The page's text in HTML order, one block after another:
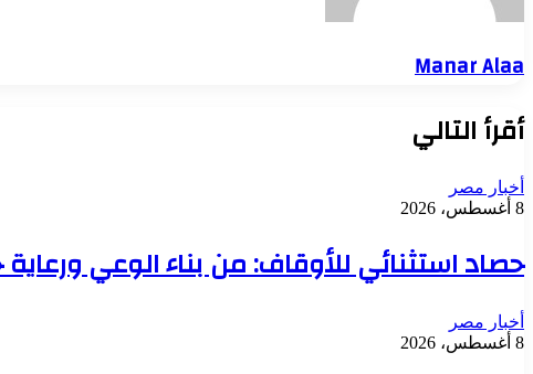
Manar Alaa
أقرأ التالي
أخبار مصر
8 أغسطس، 2026
حصاد استثنائي للأوقاف: من بناء الوعي
أخبار مصر
8 أغسطس، 2026